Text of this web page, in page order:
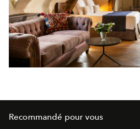
Recommandé pour vous